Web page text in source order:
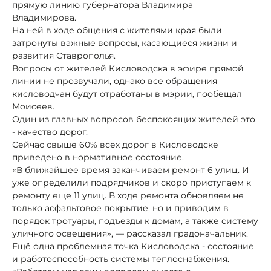
прямую линию губернатора Владимира
Владимирова.
На ней в ходе общения с жителями края были
затронуты важные вопросы, касающиеся жизни и
развития Ставрополья.
Вопросы от жителей Кисловодска в эфире прямой
линии не прозвучали, однако все обращения
кисловодчан будут отработаны в мэрии, пообещал
Моисеев.
Один из главных вопросов беспокоящих жителей это
- качество дорог.
Сейчас свыше 60% всех дорог в Кисловодске
приведено в нормативное состояние.
«В ближайшее время заканчиваем ремонт 6 улиц. И
уже определили подрядчиков и скоро приступаем к
ремонту еще 11 улиц. В ходе ремонта обновляем не
только асфальтовое покрытие, но и приводим в
порядок тротуары, подъезды к домам, а также систему
уличного освещения», — рассказал градоначальник.
Ещё одна проблемная точка Кисловодска - состояние
и работоспособность системы теплоснабжения.